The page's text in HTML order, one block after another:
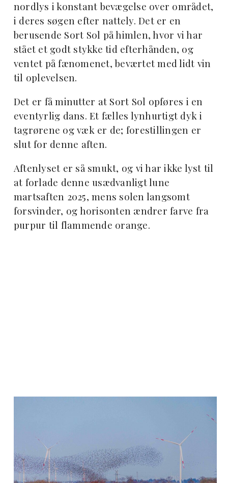
nordlys i konstant bevægelse over området,
i deres søgen efter nattely. Det er en
berusende Sort Sol på himlen, hvor vi har
stået et godt stykke tid efterhånden, og
ventet på fænomenet, beværtet med lidt vin
til oplevelsen.
Det er få minutter at Sort Sol opføres i en
eventyrlig dans. Et fælles lynhurtigt dyk i
tagrørene og væk er de; forestillingen er
slut for denne aften.
Aftenlyset er så smukt, og vi har ikke lyst til
at forlade denne usædvanligt lune
martsaften 2025, mens solen langsomt
forsvinder, og horisonten ændrer farve fra
purpur til flammende orange.